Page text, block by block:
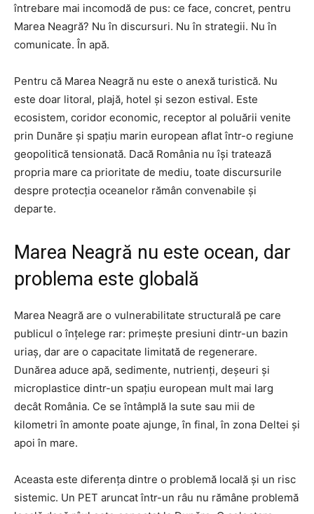
întrebare mai incomodă de pus: ce face, concret, pentru
Marea Neagră? Nu în discursuri. Nu în strategii. Nu în
comunicate. În apă.
Pentru că Marea Neagră nu este o anexă turistică. Nu
este doar litoral, plajă, hotel și sezon estival. Este
ecosistem, coridor economic, receptor al poluării venite
prin Dunăre și spațiu marin european aflat într-o regiune
geopolitică tensionată. Dacă România nu își tratează
propria mare ca prioritate de mediu, toate discursurile
despre protecția oceanelor rămân convenabile și
departe.
Marea Neagră nu este ocean, dar
problema este globală
Marea Neagră are o vulnerabilitate structurală pe care
publicul o înțelege rar: primește presiuni dintr-un bazin
uriaș, dar are o capacitate limitată de regenerare.
Dunărea aduce apă, sedimente, nutrienți, deșeuri și
microplastice dintr-un spațiu european mult mai larg
decât România. Ce se întâmplă la sute sau mii de
kilometri în amonte poate ajunge, în final, în zona Deltei și
apoi în mare.
Aceasta este diferența dintre o problemă locală și un risc
sistemic. Un PET aruncat într-un râu nu rămâne problemă